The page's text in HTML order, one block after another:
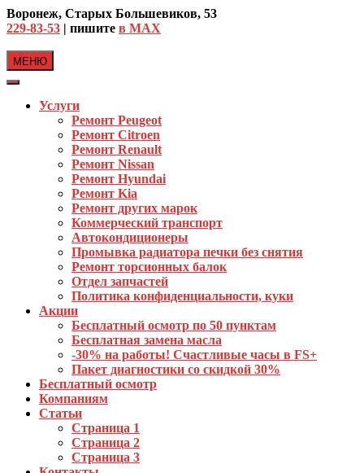
Skip
to
Воронеж, Старых Большевиков, 53
229-83-53 | пишите в MAX
МЕНЮ
Услуги
Ремонт Peugeot
Ремонт Citroen
Ремонт Renault
Ремонт Nissan
Ремонт Hyundai
Ремонт Kia
Ремонт других марок
Коммерческий транспорт
Автокондиционеры
Промывка радиатора печки без снятия
Ремонт торсионных балок
Отдел запчастей
Политика конфиденциальности, куки
Акции
Бесплатный осмотр по 50 пунктам
Бесплатная замена масла
-30% на работы! Счастливые часы в FS+
Пакет диагностики со скидкой 30%
Бесплатный осмотр
Компаниям
Статьи
Страница 1
Страница 2
Страница 3